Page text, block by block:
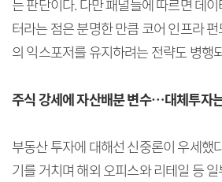
는 판단이다. 다만 패널들에 따르면 데
터라는 점은 분명한 만큼 코어 인프라
의 익스포저를 유지하려는 전략도 병행
주식 강세에 자산배분 변수…대체투자
부동산 투자에 대해선 신중론이 우세했
기를 거치며 해외 오피스와 리테일 등